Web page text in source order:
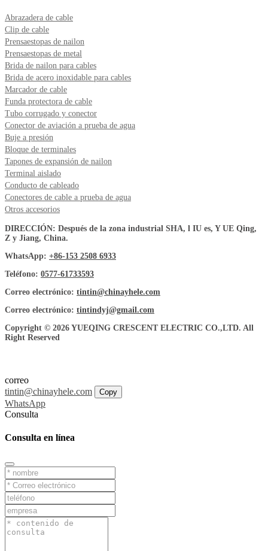
Abrazadera de cable
Clip de cable
Prensaestopas de nailon
Prensaestopas de metal
Brida de nailon para cables
Brida de acero inoxidable para cables
Marcador de cable
Funda protectora de cable
Tubo corrugado y conector
Conector de aviación a prueba de agua
Buje a presión
Bloque de terminales
Tapones de expansión de nailon
Terminal aislado
Conducto de cableado
Conectores de cable a prueba de agua
Otros accesorios
DIRECCIÓN: Después de la zona industrial SHA, l IU es, Y UE Qing,
Z y Jiang, China.
WhatsApp: +86-153 2508 6933
Teléfono: 0577-61733593
Correo electrónico: tintin@chinayhele.com
Correo electrónico: tintindyj@gmail.com
Copyright © 2026 YUEQING CRESCENT ELECTRIC CO.,LTD. All
Right Reserved
correo
tintin@chinayhele.com
Copy
WhatsApp
Consulta
Consulta en línea